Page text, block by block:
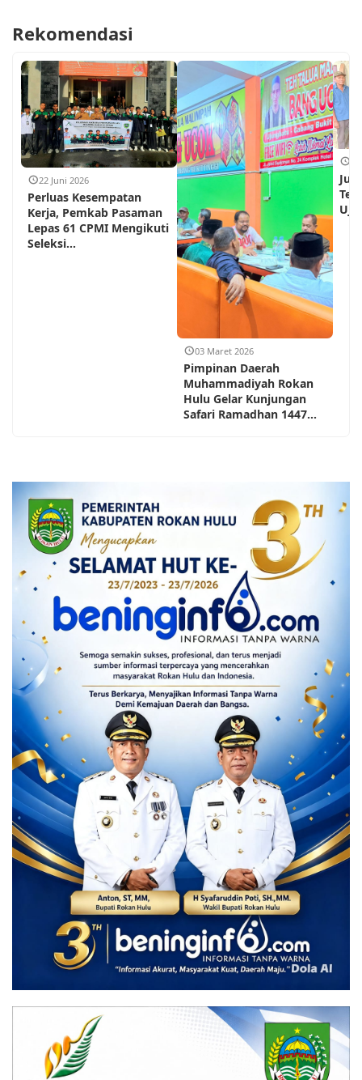
Rekomendasi
22 Juni 2026
Perluas Kesempatan
Kerja, Pemkab Pasaman
Lepas 61 CPMI Mengikuti
Seleksi...
03 Maret 2026
Pimpinan Daerah
Muhammadiyah Rokan
Hulu Gelar Kunjungan
Safari Ramadhan 1447...